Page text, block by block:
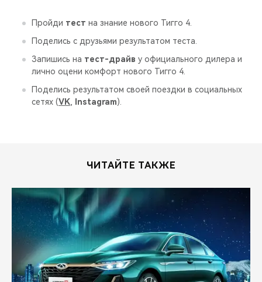
CHERY REMOTE
Пройди тест на знание нового Тигго 4.
Поделись с друзьями результатом теста.
Запишись на тест-драйв у официального дилера и
лично оцени комфорт нового Тигго 4.
Поделись результатом своей поездки в социальных
сетях (VK Instagram).
ЧИТАЙТЕ ТАКЖЕ